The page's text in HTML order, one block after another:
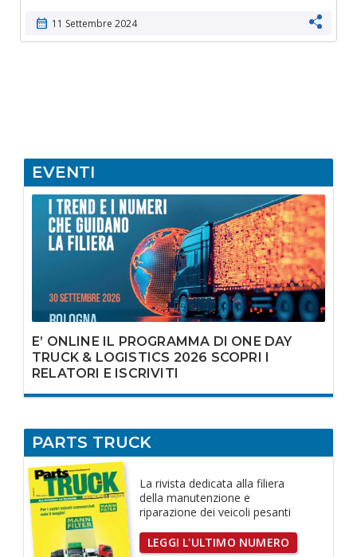
calendar_month 11 Settembre 2024
EVENTI
E’ ONLINE IL PROGRAMMA DI ONE DAY
TRUCK & LOGISTICS 2026 SCOPRI I
RELATORI E ISCRIVITI
PARTS TRUCK
La rivista dedicata alla filiera
della manutenzione e
riparazione dei veicoli pesanti
LEGGI L'ULTIMO NUMERO